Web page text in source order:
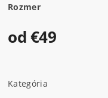
Rozmer
od €49
Kategória